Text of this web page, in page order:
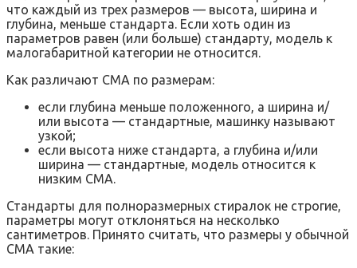
что каждый из трех размеров — высота, ширина и
глубина, меньше стандарта. Если хоть один из
параметров равен (или больше) стандарту, модель к
малогабаритной категории не относится.
Как различают СМА по размерам:
если глубина меньше положенного, а ширина и/
или высота — стандартные, машинку называют
узкой;
если высота ниже стандарта, а глубина и/или
ширина — стандартные, модель относится к
низким СМА.
Стандарты для полноразмерных стиралок не строгие,
параметры могут отклоняться на несколько
сантиметров. Принято считать, что размеры у обычной
СМА такие: